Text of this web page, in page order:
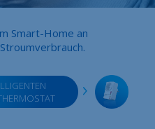
Smart-Home an